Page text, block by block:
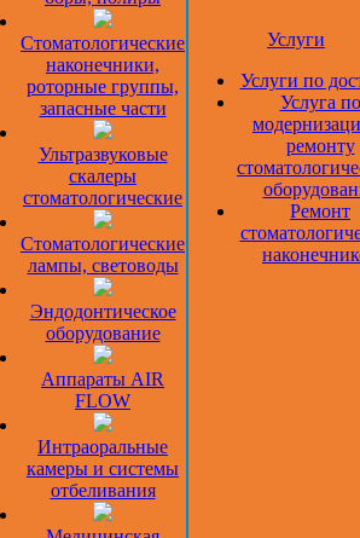
Стоматологические
наконечники,
роторные группы,
запасные части
Ультразвуковые
скалеры
стоматологические
Стоматологические
лампы, световоды
Эндодонтическое
оборудование
Аппараты AIR
FLOW
Интраоральные
камеры и системы
отбеливания
Услуги
Услуги по
Услуга по
ремонту
Ремонт